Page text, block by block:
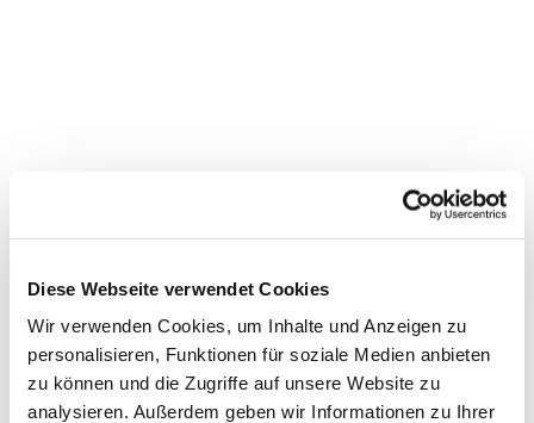
Diese Webseite verwendet Cookies
Wir verwenden Cookies, um Inhalte und Anzeigen zu
personalisieren, Funktionen für soziale Medien anbieten
zu können und die Zugriffe auf unsere Website zu
analysieren. Außerdem geben wir Informationen zu Ihrer